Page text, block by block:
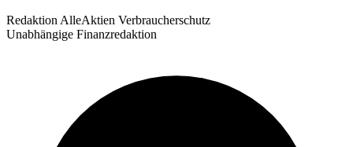
Redaktion AlleAktien Verbraucherschutz
Unabhängige Finanzredaktion